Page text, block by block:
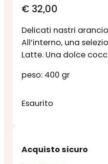
€ 32,00
Delicati nastri
All’interno, una
Latte. Una dolce
peso: 400 gr
Esaurito
Acquisto sicuro